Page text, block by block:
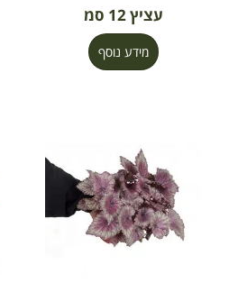
עציץ 12 סמ
מידע נוסף